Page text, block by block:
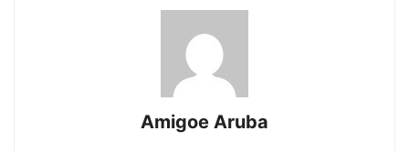
Amigoe Aruba